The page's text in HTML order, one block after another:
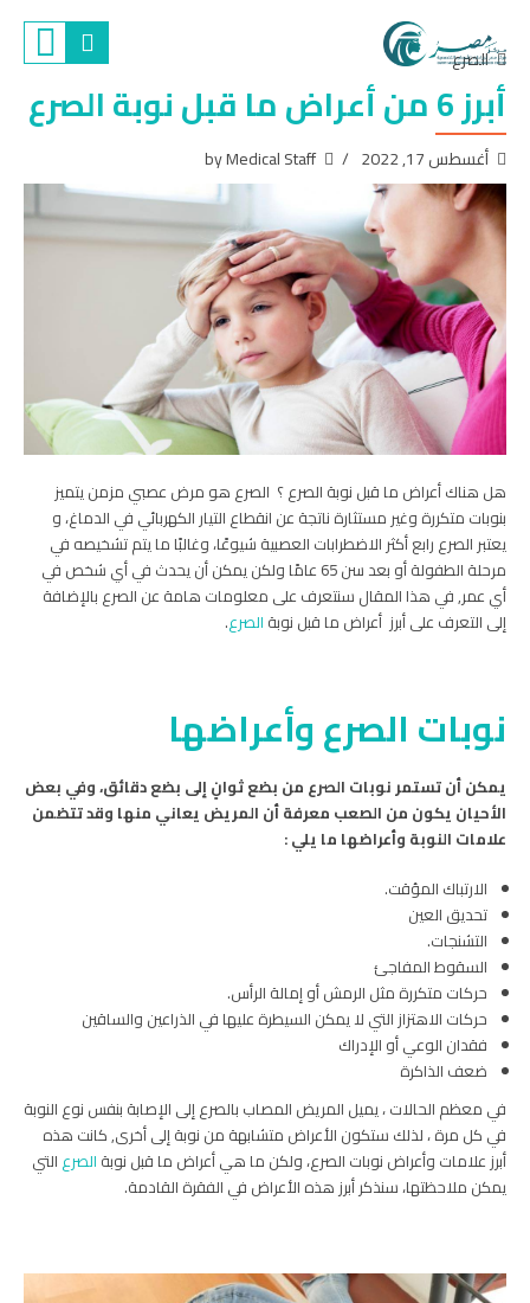
الصرع
أبرز 6 من أعراض ما قبل نوبة الصرع
أغسطس 17, 2022 by Medical Staff
هل هناك أعراض ما قبل نوبة الصرع ؟ الصرع هو مرض عصبي مزمن يتميز
بنوبات متكررة وغير مستثارة ناتجة عن انقطاع التيار الكهربائي في الدماغ، و
يعتبر الصرع رابع أكثر الاضطرابات العصبية شيوعًا، وغالبًا ما يتم تشخيصه في
مرحلة الطفولة أو بعد سن 65 عامًا ولكن يمكن أن يحدث في أي شخص في
أي عمر,في هذا المقال سنتعرف على معلومات هامة عن الصرع بالإضافة
إلى التعرف على أبرز أعراض ما قبل نوبة الصرع.
نوبات الصرع وأعراضها
يمكن أن تستمر نوبات الصرع من بضع ثوانٍ إلى بضع دقائق، وفي بعض
الأحيان يكون من الصعب معرفة أن المريض يعاني منها وقد تتضمن
علامات النوبة وأعراضها ما يلي :
الارتباك المؤقت.
تحديق العين
التشنجات.
السقوط المفاجئ
حركات متكررة مثل الرمش أو إمالة الرأس.
حركات الاهتزاز التي لا يمكن السيطرة عليها في الذراعين والساقين
فقدان الوعي أو الإدراك
ضعف الذاكرة
في معظم الحالات ، يميل المريض المصاب بالصرع إلى الإصابة بنفس نوع النوبة
في كل مرة ، لذلك ستكون الأعراض متشابهة من نوبة إلى أخرى,كانت هذه
أبرز علامات وأعراض نوبات الصرع، ولكن ما هي أعراض ما قبل نوبة الصرع التي
يمكن ملاحظتها، سنذكر أبرز هذه الأعراض في الفقرة القادمة.